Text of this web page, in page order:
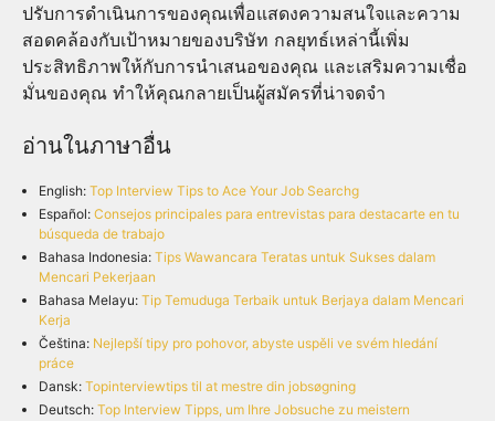
ปรับการดำเนินการของคุณเพื่อแสดงความสนใจและความ
สอดคล้องกับเป้าหมายของบริษัท กลยุทธ์เหล่านี้เพิ่ม
ประสิทธิภาพให้กับการนำเสนอของคุณ และเสริมความเชื่อ
มั่นของคุณ ทำให้คุณกลายเป็นผู้สมัครที่น่าจดจำ
อ่านในภาษาอื่น
English: Top Interview Tips to Ace Your Job Searchg
Español: Consejos principales para entrevistas para destacarte en tu
búsqueda de trabajo
Bahasa Indonesia: Tips Wawancara Teratas untuk Sukses dalam
Mencari Pekerjaan
Bahasa Melayu: Tip Temuduga Terbaik untuk Berjaya dalam Mencari
Kerja
Čeština: Nejlepší tipy pro pohovor, abyste uspěli ve svém hledání
práce
Dansk: Topinterviewtips til at mestre din jobsøgning
Deutsch: Top Interview Tipps, um Ihre Jobsuche zu meistern